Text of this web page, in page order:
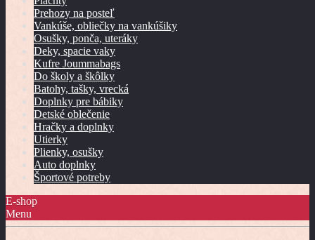
Prehozy na posteľ
Vankúše, obliečky na vankúšiky
Osušky, ponča, uteráky
Deky, spacie vaky
Kufre Joummabags
Do školy a škôlky
Batohy, tašky, vrecká
Doplnky pre bábiky
Detské oblečenie
Hračky a doplnky
Utierky
Plienky, osušky
Auto doplnky
Športové potreby
E-shop
Menu